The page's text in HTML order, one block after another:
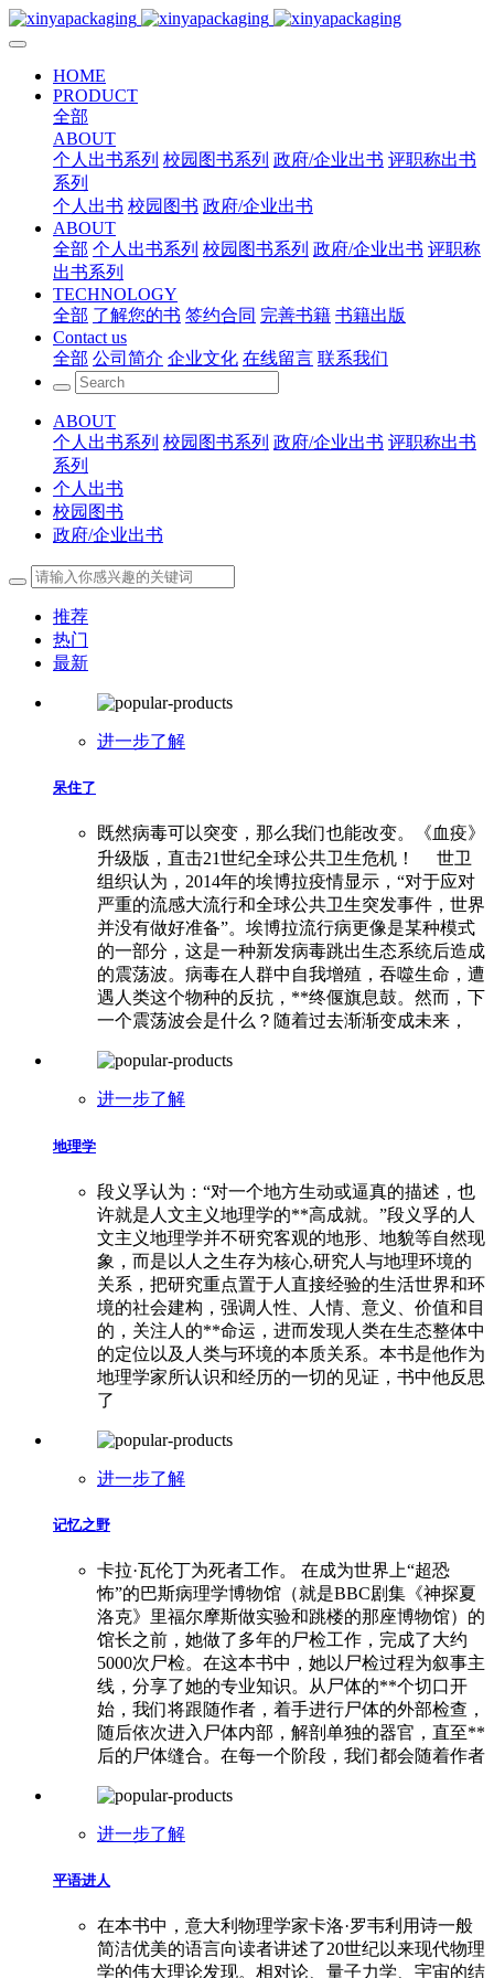
HOME
PRODUCT
全部
ABOUT
个人出书系列 校园图书系列 政府/企业出书 评职称出书
系列
个人出书 校园图书 政府/企业出书
ABOUT
全部 个人出书系列 校园图书系列 政府/企业出书 评职称
出书系列
TECHNOLOGY
全部 了解您的书 签约合同 完善书籍 书籍出版
Contact us
全部 公司简介 企业文化 在线留言 联系我们
ABOUT
个人出书系列 校园图书系列 政府/企业出书 评职称出书
系列
个人出书
校园图书
政府/企业出书
推荐
热门
最新
进一步了解
呆住了
既然病毒可以突变，那么我们也能改变。《血疫》
升级版，直击21世纪全球公共卫生危机！ 世卫
组织认为，2014年的埃博拉疫情显示，“对于应对
严重的流感大流行和全球公共卫生突发事件，世界
并没有做好准备”。埃博拉流行病更像是某种模式
的一部分，这是一种新发病毒跳出生态系统后造成
的震荡波。病毒在人群中自我增殖，吞噬生命，遭
遇人类这个物种的反抗，**终偃旗息鼓。然而，下
一个震荡波会是什么？随着过去渐渐变成未来，
进一步了解
地理学
段义孚认为：“对一个地方生动或逼真的描述，也
许就是人文主义地理学的**高成就。”段义孚的人
文主义地理学并不研究客观的地形、地貌等自然现
象，而是以人之生存为核心,研究人与地理环境的
关系，把研究重点置于人直接经验的生活世界和环
境的社会建构，强调人性、人情、意义、价值和目
的，关注人的**命运，进而发现人类在生态整体中
的定位以及人类与环境的本质关系。本书是他作为
地理学家所认识和经历的一切的见证，书中他反思
了
进一步了解
记忆之野
卡拉·瓦伦丁为死者工作。 在成为世界上“超恐
怖”的巴斯病理学博物馆（就是BBC剧集《神探夏
洛克》里福尔摩斯做实验和跳楼的那座博物馆）的
馆长之前，她做了多年的尸检工作，完成了大约
5000次尸检。在这本书中，她以尸检过程为叙事主
线，分享了她的专业知识。从尸体的**个切口开
始，我们将跟随作者，着手进行尸体的外部检查，
随后依次进入尸体内部，解剖单独的器官，直至**
后的尸体缝合。在每一个阶段，我们都会随着作者
进一步了解
平语进人
在本书中，意大利物理学家卡洛·罗韦利用诗一般
简洁优美的语言向读者讲述了20世纪以来现代物理
学的伟大理论发现。相对论、量子力学、宇宙的结